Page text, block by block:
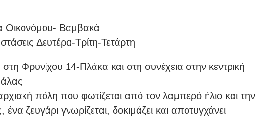
Οικονόμου- Βαμβακά
Δευτέρα-Τρίτη-Τετάρτη
Φρυνίχου 14-Πλάκα και στη συνέχεια στην κεντρική
πόλη που φωτίζεται από τον λαμπερό ήλιο και την
ζευγάρι γνωρίζεται, δοκιμάζει και αποτυγχάνει